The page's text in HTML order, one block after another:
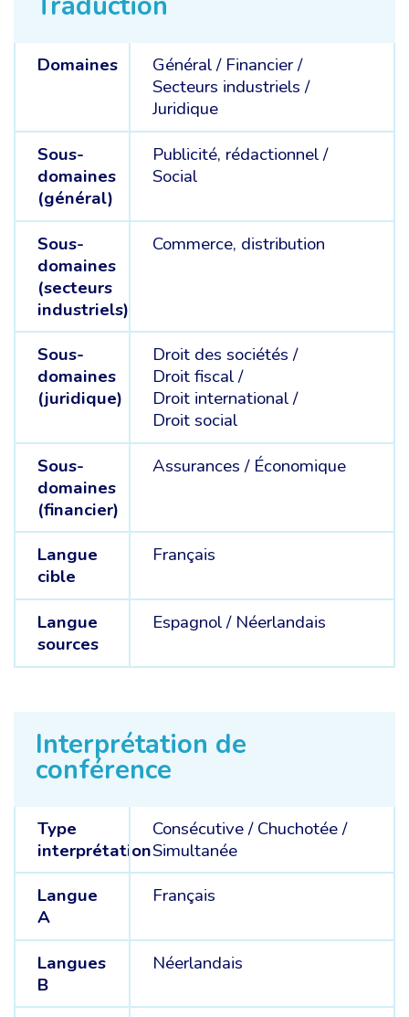
Domaines Général / Financier /
Secteurs industriels /
Juridique
Sous-
domaines
(général)
Publicité, rédactionnel /
Social
Sous-
domaines
(secteurs
industriels)
Commerce, distribution
Sous-
domaines
(juridique)
Droit des sociétés /
Droit fiscal /
Droit international /
Droit social
Sous-
domaines
(financier)
Assurances / Économique
Langue
cible
Français
Langue
sources
Espagnol / Néerlandais
Interprétation de
conférence
Type
interprétation
Consécutive/Chuchotée/
Simultanée
Langue
A
Français
Langues
B
Néerlandais